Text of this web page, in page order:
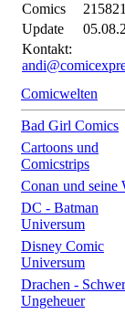
Comics
215821
Update
Kontakt:
Comicwelten
Bad Girl Comics
Cartoons und
Comicstrips
Conan und seine
DC - Batman
Universum
Disney Comic
Universum
Drachen -
Ungeheuer